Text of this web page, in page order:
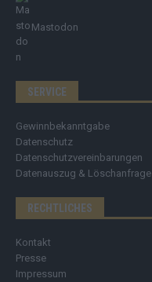
Mastodon
SERVICE
Gewinnbekanntgabe
Datenschutz
Datenschutzvereinbarungen
Datenauszug & Löschanfrage
RECHTLICHES
Kontakt
Presse
Impressum